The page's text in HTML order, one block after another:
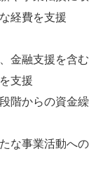
経費を支援
金融支援を含
支援
階からの資金
な事業活動へ